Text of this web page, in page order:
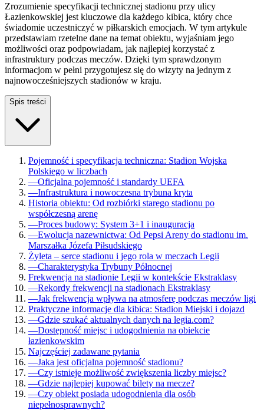
Zrozumienie specyfikacji technicznej stadionu przy ulicy
Łazienkowskiej jest kluczowe dla każdego kibica, który chce
świadomie uczestniczyć w piłkarskich emocjach. W tym artykule
przedstawiam rzetelne dane na temat obiektu, wyjaśniam jego
możliwości oraz podpowiadam, jak najlepiej korzystać z
infrastruktury podczas meczów. Dzięki tym sprawdzonym
informacjom w pełni przygotujesz się do wizyty na jednym z
najnowocześniejszych stadionów w kraju.
Spis treści
Pojemność i specyfikacja techniczna: Stadion Wojska
Polskiego w liczbach
—Oficjalna pojemność i standardy UEFA
—Infrastruktura i nowoczesna trybuna kryta
Historia obiektu: Od rozbiórki starego stadionu po
współczesną arenę
—Proces budowy: System 3+1 i inauguracja
—Ewolucja nazewnictwa: Od Pepsi Areny do stadionu im.
Marszałka Józefa Piłsudskiego
Żyleta – serce stadionu i jego rola w meczach Legii
—Charakterystyka Trybuny Północnej
Frekwencja na stadionie Legii w kontekście Ekstraklasy
—Rekordy frekwencji na stadionach Ekstraklasy
—Jak frekwencja wpływa na atmosferę podczas meczów ligi
Praktyczne informacje dla kibica: Stadion Miejski i dojazd
—Gdzie szukać aktualnych danych na legia.com?
—Dostępność miejsc i udogodnienia na obiekcie
łazienkowskim
Najczęściej zadawane pytania
—Jaka jest oficjalna pojemność stadionu?
—Czy istnieje możliwość zwiększenia liczby miejsc?
—Gdzie najlepiej kupować bilety na mecze?
—Czy obiekt posiada udogodnienia dla osób
niepełnosprawnych?